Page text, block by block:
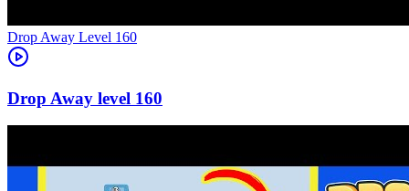
Level 160
160